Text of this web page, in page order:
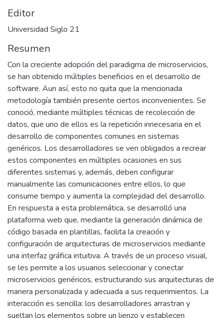
Editor
Universidad Siglo 21
Resumen
Con la creciente adopción del paradigma de microservicios,
se han obtenido múltiples beneficios en el desarrollo de
software. Aun así, esto no quita que la mencionada
metodología también presente ciertos inconvenientes. Se
conoció, mediante múltiples técnicas de recolección de
datos, que uno de ellos es la repetición innecesaria en el
desarrollo de componentes comunes en sistemas
genéricos. Los desarrolladores se ven obligados a recrear
estos componentes en múltiples ocasiones en sus
diferentes sistemas y, además, deben configurar
manualmente las comunicaciones entre ellos, lo que
consume tiempo y aumenta la complejidad del desarrollo.
En respuesta a esta problemática, se desarrolló una
plataforma web que, mediante la generación dinámica de
código basada en plantillas, facilita la creación y
configuración de arquitecturas de microservicios mediante
una interfaz gráfica intuitiva. A través de un proceso visual,
se les permite a los usuarios seleccionar y conectar
microservicios genéricos, estructurando sus arquitecturas de
manera personalizada y adecuada a sus requerimientos. La
interacción es sencilla: los desarrolladores arrastran y
sueltan los elementos sobre un lienzo y establecen